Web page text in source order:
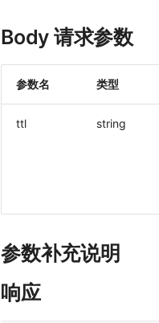
Body 请求参数
参数名 类型
ttl string
参数补充说明
响应